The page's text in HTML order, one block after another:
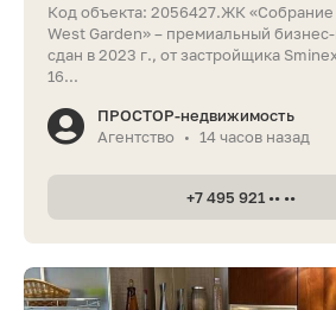
Код объекта: 2056427.ЖК
West Garden» – премиальный
сдан в 2023 г., от застройщика
16...
ПРОСТОР-недвижимость
Агентство
• 14 часов назад
+7 495 921 •• ••